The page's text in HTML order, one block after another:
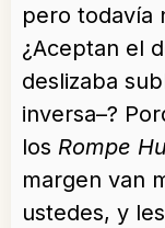
pero todavía
¿Aceptan el
deslizaba
inversa–?
los Rompe
margen van
ustedes, y